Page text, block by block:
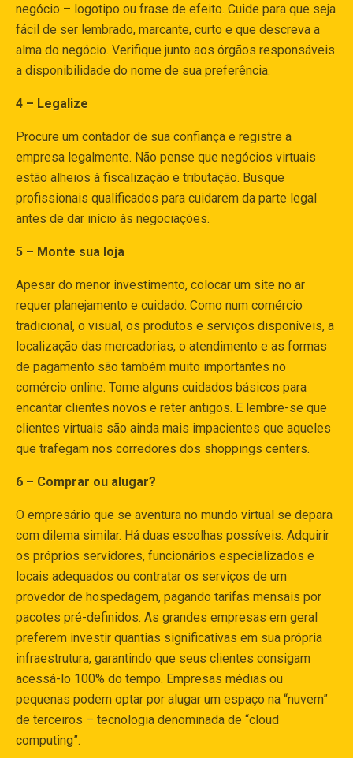
negócio – logotipo ou frase de efeito. Cuide para que seja
fácil de ser lembrado, marcante, curto e que descreva a
alma do negócio. Verifique junto aos órgãos responsáveis
a disponibilidade do nome de sua preferência.
4 – Legalize
Procure um contador de sua confiança e registre a
empresa legalmente. Não pense que negócios virtuais
estão alheios à fiscalização e tributação. Busque
profissionais qualificados para cuidarem da parte legal
antes de dar início às negociações.
5 – Monte sua loja
Apesar do menor investimento, colocar um site no ar
requer planejamento e cuidado. Como num comércio
tradicional, o visual, os produtos e serviços disponíveis, a
localização das mercadorias, o atendimento e as formas
de pagamento são também muito importantes no
comércio online. Tome alguns cuidados básicos para
encantar clientes novos e reter antigos. E lembre-se que
clientes virtuais são ainda mais impacientes que aqueles
que trafegam nos corredores dos shoppings centers.
6 – Comprar ou alugar?
O empresário que se aventura no mundo virtual se depara
com dilema similar. Há duas escolhas possíveis. Adquirir
os próprios servidores, funcionários especializados e
locais adequados ou contratar os serviços de um
provedor de hospedagem, pagando tarifas mensais por
pacotes pré-definidos. As grandes empresas em geral
preferem investir quantias significativas em sua própria
infraestrutura, garantindo que seus clientes consigam
acessá-lo 100% do tempo. Empresas médias ou
pequenas podem optar por alugar um espaço na “nuvem”
de terceiros – tecnologia denominada de “cloud
computing”.